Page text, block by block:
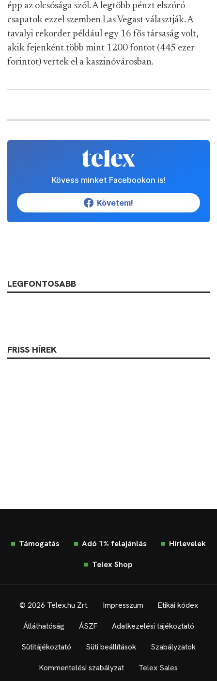
épp az olcsósága szól. A legtöbb pénzt elszóró
csapatok ezzel szemben Las Vegast választják. A
tavalyi rekorder például egy 16 fős társaság volt,
akik fejenként több mint 1200 fontot (445 ezer
forintot) vertek el a kaszinóvárosban.
Kövess minket Facebookon is!
Követem!
LEGFONTOSABB
FRISS HÍREK
Támogatás Adó 1% felajánlás Hírlevelek
Telex Shop
© 2026 Telex.hu Zrt. Impresszum Etikai kódex
Átláthatóság ÁSZF Adatkezelési tájékoztató
Sütitájékoztató Süti beállítások Szabályzatok
Kommentelési szabályzat Telex Sales